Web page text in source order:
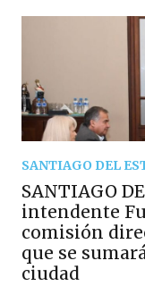
SANTIAGO DEL
SANTIAGO
intendente
comisión
que se
ciudad